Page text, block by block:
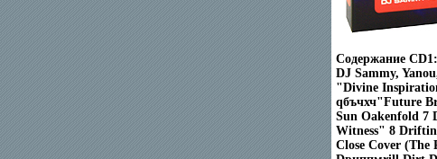
Содержание CD1:
DJ Sammy,
"Divine
qбъчхч"Future
Sun Oakenfold 7
Witness" 8
Close Cover